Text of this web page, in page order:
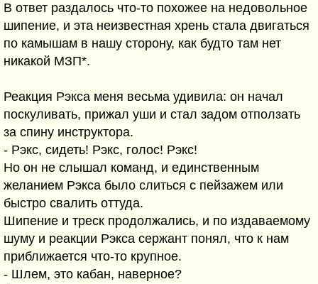
В ответ раздалось что-то похожее на недовольное
шипение, и эта неизвестная хрень стала двигаться
по камышам в нашу сторону, как будто там нет
никакой МЗП*.
Реакция Рэкса меня весьма удивила: он начал
поскуливать, прижал уши и стал задом отползать
за спину инструктора.
- Рэкс, сидеть! Рэкс, голос! Рэкс!
Но он не слышал команд, и единственным
желанием Рэкса было слиться с пейзажем или
быстро свалить оттуда.
Шипение и треск продолжались, и по издаваемому
шуму и реакции Рэкса сержант понял, что к нам
приближается что-то крупное.
- Шлем, это кабан, наверное?